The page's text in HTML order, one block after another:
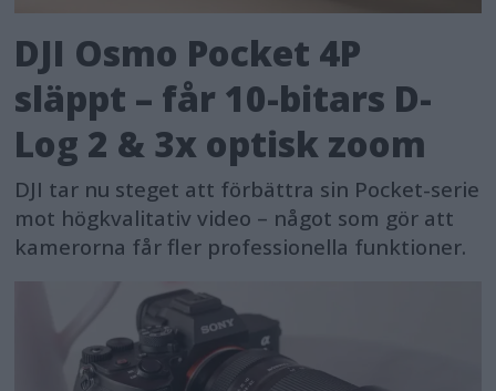
DJI Osmo Pocket 4P
släppt – får 10-bitars D-
Log 2 & 3x optisk zoom
DJI tar nu steget att förbättra sin Pocket-serie
mot högkvalitativ video – något som gör att
kamerorna får fler professionella funktioner.